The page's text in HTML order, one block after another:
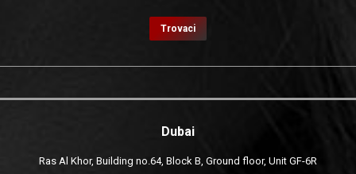
Trovaci
Dubai
Ras Al Khor, Building no.64, Block B, Ground floor, Unit GF-6R